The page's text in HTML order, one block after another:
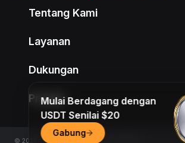
Tentang Kami
Layanan
Dukungan
Produk
© 2018-2026 Bybit.com. All rights reserved.
Mulai Berdagang dengan
USDT Senilai $20
Gabung